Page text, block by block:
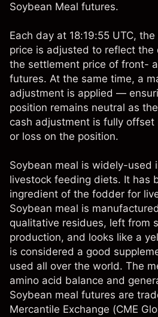
Soybean Meal futures.
Each day at 18:19:55 UTC,
price is adjusted to reflect
the settlement price of front-
futures. At the same time, a
adjustment is applied —
position remains neutral as
cash adjustment is fully
or loss on the position.
Soybean meal is widely-used
livestock feeding diets. It has
ingredient of the fodder for
Soybean meal is
qualitative residues, left from
production, and looks like a
is considered a good
used all over the world. The
amino acid balance and
Soybean meal futures are
Mercantile Exchange (CME